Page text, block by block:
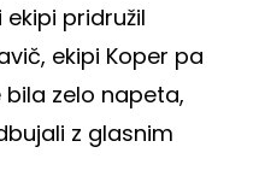
pridružil
ekipi Koper pa
bila zelo napeta,
z glasnim